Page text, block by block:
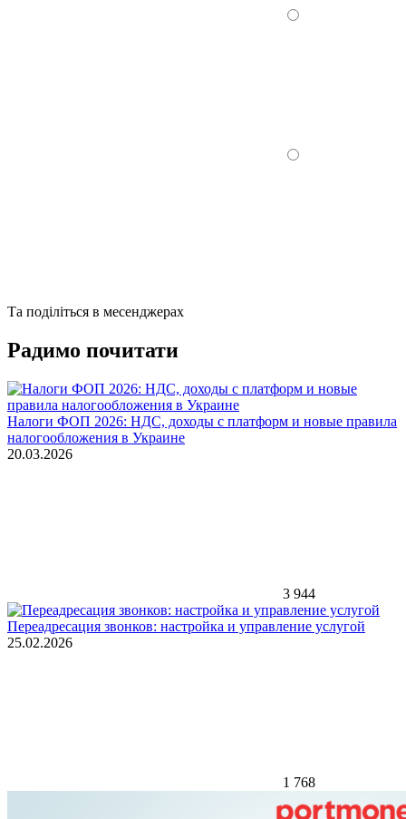
Та поділіться в месенджерах
Радимо почитати
Налоги ФОП 2026: НДС, доходы с платформ и новые правила
налогообложения в Украине
20.03.2026
3 944
Переадресация звонков: настройка и управление услугой
25.02.2026
1 768